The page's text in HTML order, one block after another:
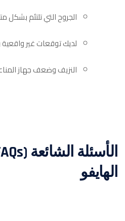
الجروح التي تلتئم بشكل
لديك توقعات غير
النزيف وضعف جهاز
الهايفو